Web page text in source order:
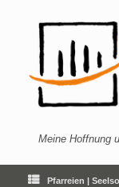
Meine Hoffnung
Pfarreien |